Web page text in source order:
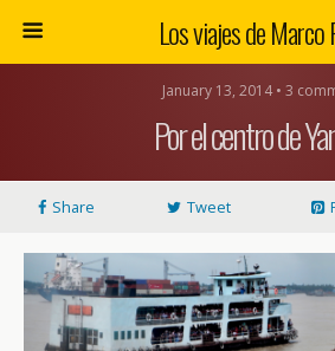
Los viajes de Marco
January 13, 2014 • 3
Por el centro de
Share Tweet